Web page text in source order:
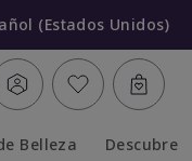
(Estados Unidos)
Belleza Descubre